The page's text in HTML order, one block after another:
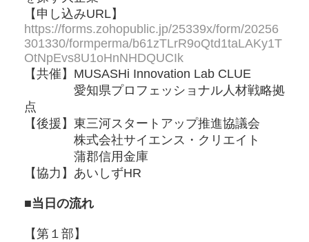
【申し込みURL】
https://forms.zohopublic.jp/25339x/form/20256
301330/formperma/b61zTLrR9oQtd1taLAKy1T
OtNpEvs8U1oHnNHDQUCIk
【共催】MUSASHi Innovation Lab CLUE
愛知県プロフェッショナル人材戦略拠
点
【後援】東三河スタートアップ推進協議会
株式会社サイエンス・クリエイト
蒲郡信用金庫
【協力】あいしずHR
■当日の流れ
【第１部】